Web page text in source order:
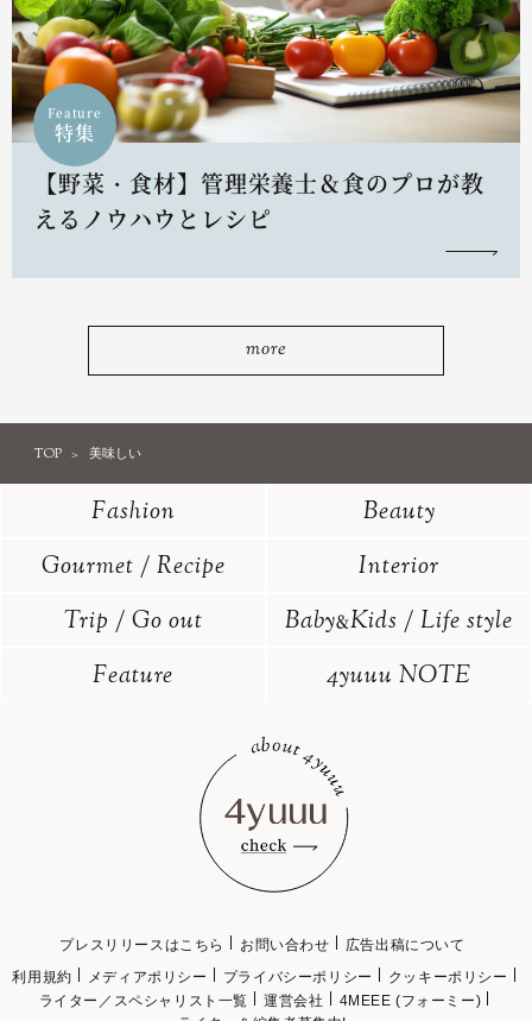
Feature
特集
【野菜・食材】管理栄養士＆食のプロが教
えるノウハウとレシピ
more
TOP 美味しい
Fashion
Beauty
Gourmet / Recipe
Interior
Trip / Go out
Baby&Kids / Life style
Feature
4yuuu NOTE
プレスリリースはこちら お問い合わせ
広告出稿について
利用規約
メディアポリシー プライバシーポリシー
クッキーポリシー
ライター／スペシャリスト一覧
運営会社
4MEEE (フォーミー)